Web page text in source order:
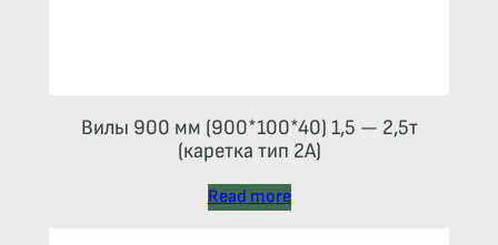
Вилы 900 мм (900*100*40) 1,5 — 2,5т
(каретка тип 2A)
Read more